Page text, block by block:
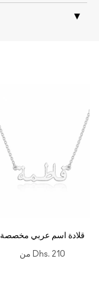
▾
قلادة اسم عربي مخصصة
من Dhs. 210